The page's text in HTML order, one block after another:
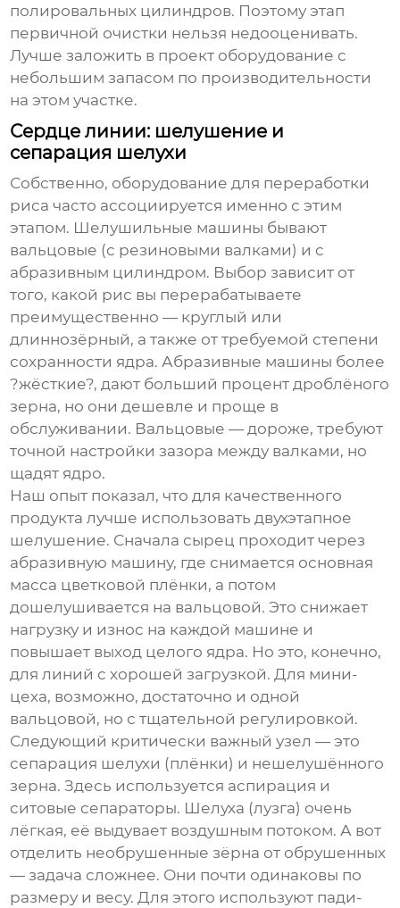
полировальных цилиндров. Поэтому этап
первичной очистки нельзя недооценивать.
Лучше заложить в проект оборудование с
небольшим запасом по производительности
на этом участке.
Сердце линии: шелушение и
сепарация шелухи
Собственно, оборудование для переработки
риса часто ассоциируется именно с этим
этапом. Шелушильные машины бывают
вальцовые (с резиновыми валками) и с
абразивным цилиндром. Выбор зависит от
того, какой рис вы перерабатываете
преимущественно — круглый или
длиннозёрный, а также от требуемой степени
сохранности ядра. Абразивные машины более
?жёсткие?, дают больший процент дроблёного
зерна, но они дешевле и проще в
обслуживании. Вальцовые — дороже, требуют
точной настройки зазора между валками, но
щадят ядро.
Наш опыт показал, что для качественного
продукта лучше использовать двухэтапное
шелушение. Сначала сырец проходит через
абразивную машину, где снимается основная
масса цветковой плёнки, а потом
дошелушивается на вальцовой. Это снижает
нагрузку и износ на каждой машине и
повышает выход целого ядра. Но это, конечно,
для линий с хорошей загрузкой. Для мини-
цеха, возможно, достаточно и одной
вальцовой, но с тщательной регулировкой.
Следующий критически важный узел — это
сепарация шелухи (плёнки) и нешелушённого
зерна. Здесь используется аспирация и
ситовые сепараторы. Шелуха (лузга) очень
лёгкая, её выдувает воздушным потоком. А вот
отделить необрушенные зёрна от обрушенных
— задача сложнее. Они почти одинаковы по
размеру и весу. Для этого используют пади-